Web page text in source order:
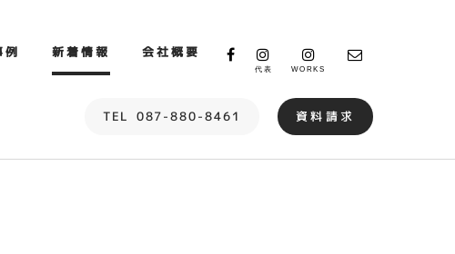
例 新着情報 会社概要
代表 WORKS
TEL 087-880-8461 資料請求